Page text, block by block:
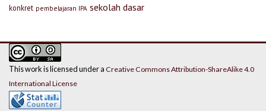
konkret pembelajaran IPA sekolah dasar
This work is licensed under a Creative Commons Attribution-ShareAlike 4.0
International License